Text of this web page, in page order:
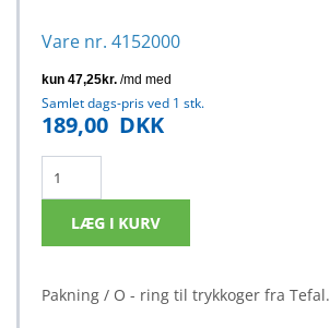
Vare nr. 4152000
Samlet dags-pris ved 1 stk.
189,00 DKK
Pakning / O - ring til trykkoger fra Tefal.